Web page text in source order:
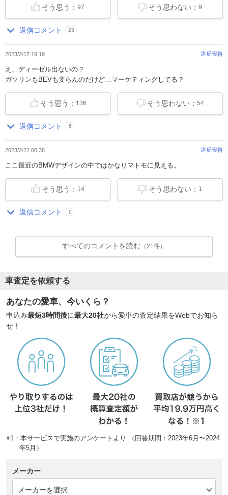
そう思わない：9
そう思う：97
返信コメント 23
2023/2/17 19:19 違反報告
え、ディーゼル出ないの？
ガソリンもBEVも要らんのだけど…マーケティングしてる？
そう思わない： 54
そう思う： 136
返信コメント 6
2023/2/22 00:38 違反報告
ここ最近のBMWデザインの中ではかなりマトモに見える。
そう思わない： 1
そう思う： 14
返信コメント 0
すべてのコメントを読む （21件）
車査定を依頼する
あなたの愛車、今いくら？
申込み最短3時間後に最大20社から愛車の査定結果をWebでお知ら
せ！
※1：本サービスで実施のアンケートより （回答期間：2023年6月〜2024
年5月）
メーカー